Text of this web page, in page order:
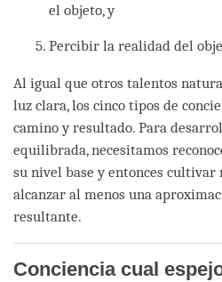
el objeto, y
Percibir la realidad del
Al igual que otros talentos
luz clara, los cinco tipos de
camino y resultado. Para
equilibrada, necesitamos
su nivel base y entonces cultivar
alcanzar al menos una
resultante.
Conciencia cual